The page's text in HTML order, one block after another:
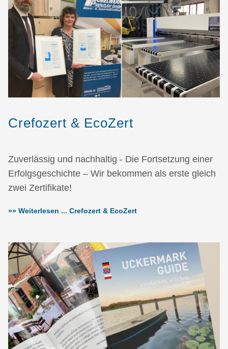
Crefozert & EcoZert
Zuverlässig und nachhaltig - Die Fortsetzung einer
Erfolgsgeschichte – Wir bekommen als erste gleich
zwei Zertifikate!
»» Weiterlesen ... Crefozert & EcoZert